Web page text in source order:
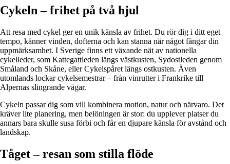
Cykeln – frihet på två hjul
Att resa med cykel ger en unik känsla av frihet. Du rör dig i ditt eget
tempo, känner vinden, dofterna och kan stanna när något fångar din
uppmärksamhet. I Sverige finns ett växande nät av nationella
cykelleder, som Kattegattleden längs västkusten, Sydostleden genom
Småland och Skåne, eller Cykelspåret längs ostkusten. Även
utomlands lockar cykelsemestrar – från vinrutter i Frankrike till
Alpernas slingrande vägar.
Cykeln passar dig som vill kombinera motion, natur och närvaro. Det
kräver lite planering, men belöningen är stor: du upplever platser du
annars bara skulle susa förbi och får en djupare känsla för avstånd och
landskap.
Tåget – resan som stilla flöde